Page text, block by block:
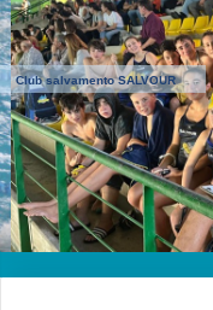
Club salvamento SALVOUR